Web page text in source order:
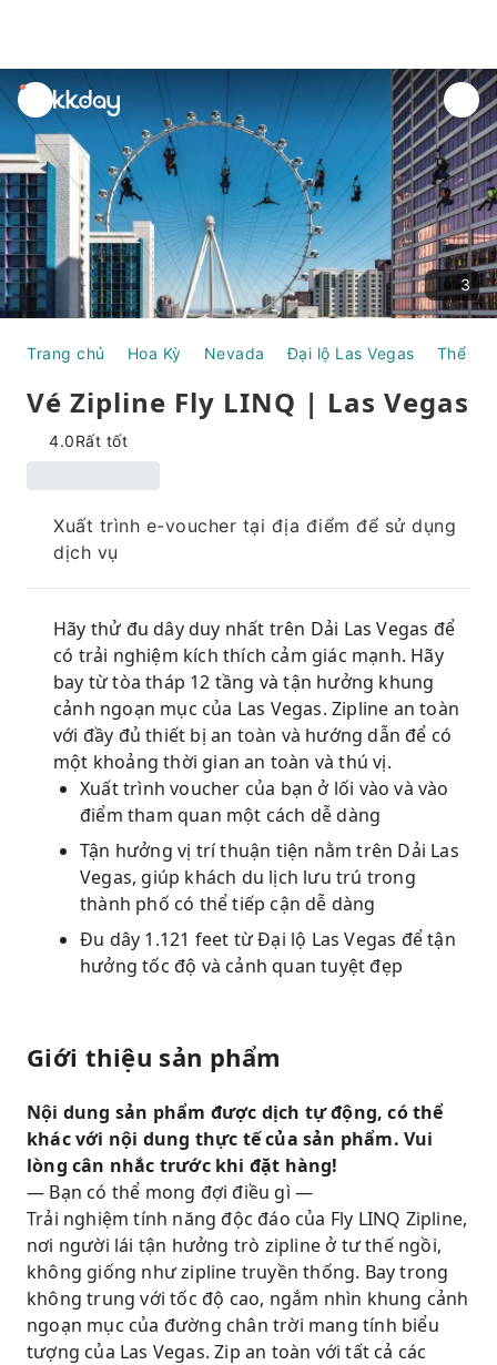
unread
notifications
3
Trang chủ Hoa Kỳ Nevada Đại lộ Las Vegas Thể
Vé Zipline Fly LINQ | Las Vegas
4.0Rất tốt
Xuất trình e-voucher tại địa điểm để sử dụng
dịch vụ
Hãy thử đu dây duy nhất trên Dải Las Vegas để
có trải nghiệm kích thích cảm giác mạnh. Hãy
bay từ tòa tháp 12 tầng và tận hưởng khung
cảnh ngoạn mục của Las Vegas. Zipline an toàn
với đầy đủ thiết bị an toàn và hướng dẫn để có
một khoảng thời gian an toàn và thú vị.
Xuất trình voucher của bạn ở lối vào và vào
điểm tham quan một cách dễ dàng
Tận hưởng vị trí thuận tiện nằm trên Dải Las
Vegas, giúp khách du lịch lưu trú trong
thành phố có thể tiếp cận dễ dàng
Đu dây 1.121 feet từ Đại lộ Las Vegas để tận
hưởng tốc độ và cảnh quan tuyệt đẹp
Giới thiệu sản phẩm
Nội dung sản phẩm được dịch tự động, có thể
khác với nội dung thực tế của sản phẩm. Vui
lòng cân nhắc trước khi đặt hàng!
— Bạn có thể mong đợi điều gì —
Trải nghiệm tính năng độc đáo của Fly LINQ Zipline,
nơi người lái tận hưởng trò zipline ở tư thế ngồi,
không giống như zipline truyền thống. Bay trong
không trung với tốc độ cao, ngắm nhìn khung cảnh
ngoạn mục của đường chân trời mang tính biểu
tượng của Las Vegas. Zip an toàn với tất cả các